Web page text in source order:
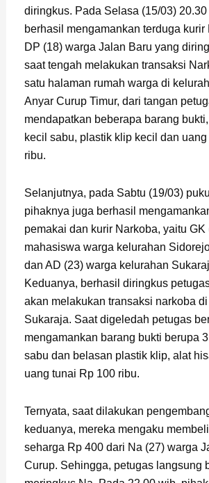
diringkus. Pada Selasa (15/03)
berhasil mengamankan terduga kurir
DP (18) warga Jalan Baru yang
saat tengah melakukan transaksi
satu halaman rumah warga di
Anyar Curup Timur, dari tangan
mendapatkan beberapa barang
kecil sabu, plastik klip kecil dan
ribu.
Selanjutnya, pada Sabtu (19/03)
pihaknya juga berhasil
pemakai dan kurir Narkoba, yaitu GK
mahasiswa warga kelurahan
dan AD (23) warga kelurahan
Keduanya, berhasil diringkus
akan melakukan transaksi narkoba
Sukaraja. Saat digeledah petugas
mengamankan barang bukti berupa 3
sabu dan belasan plastik klip, alat
uang tunai Rp 100 ribu.
Ternyata, saat dilakukan
keduanya, mereka mengaku
seharga Rp 400 dari Na (27) warga
Curup. Sehingga, petugas langsung